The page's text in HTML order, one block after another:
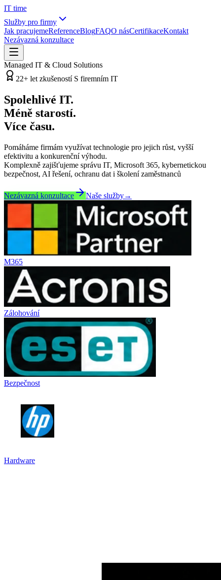
IT time
Služby pro firmy
Jak pracujemeReferenceBlogFAQO násCertifikaceKontakt
Nezávazná konzultace
Managed IT & Cloud Solutions
22+ let zkušeností S firemním IT
Spolehlivé IT.
Méně starostí.
Více času.
Pomáháme firmám využívat technologie pro jejich růst, vyšší
efektivitu a konkurenční výhodu.
Komplexně zajišťujeme správu IT, Microsoft 365, kybernetickou
bezpečnost, AI řešení, ochranu dat i školení zaměstnanců
Nezávazná konzultace Naše služby→
M365
Zálohování
Bezpečnost
Hardware